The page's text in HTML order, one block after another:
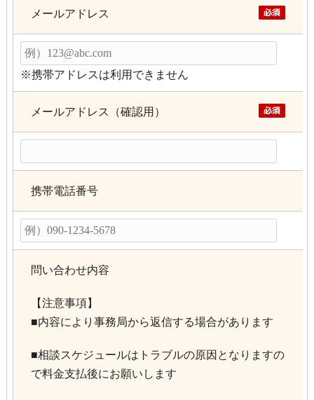
メールアドレス
※携帯アドレスは利用できません
メールアドレス（確認用）
携帯電話番号
問い合わせ内容
【注意事項】
■内容により事務局から返信する場合があります
■相談スケジュールはトラブルの原因となりますの
で料金支払後にお願いします